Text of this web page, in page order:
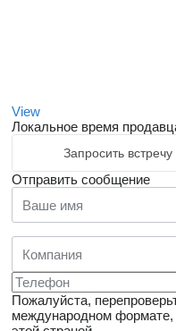
View
Локальное время
Запросить встречу
Отправить сообщение
Пожалуйста,
международном формате,